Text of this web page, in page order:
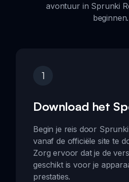
avontuur in Sprunki
beginnen.
1
Download het
Begin je reis door
vanaf de officiële site te
Zorg ervoor dat je de
geschikt is voor je
prestaties.